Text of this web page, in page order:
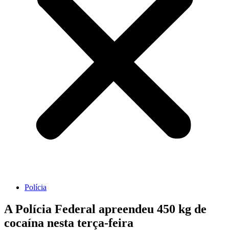
Polícia
A Polícia Federal apreendeu 450 kg de
cocaína nesta terça-feira